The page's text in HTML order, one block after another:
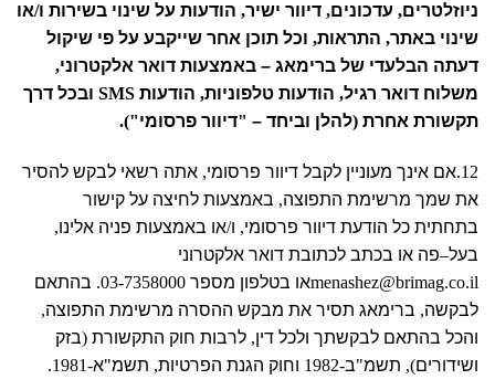
ניוזלטרים, עדכונים, דיוור ישיר, הודעות על שינוי בשירות ו/או
שינוי באתר, התראות, וכל תוכן אחר שייקבע על פי שיקול
דעתה הבלעדי של ברימאג – באמצעות דואר אלקטרוני,
משלוח דואר רגיל, הודעות טלפוניות, הודעות SMS ובכל דרך
תקשורת אחרת (להלן וביחד – "דיוור פרסומי").
12. אם אינך מעוניין לקבל דיוור פרסומי, אתה רשאי לבקש להסיר
את שמך מרשימת התפוצה, באמצעות לחיצה על קישור
בתחתית כל הודעת דיוור פרסומי, ו/או באמצעות פניה אלינו,
בעל–פה או בכתב לכתובת דואר אלקטרוני
menashez@brimag.co.ilאו בטלפון מספר 03-7358000. בהתאם
לבקשה, ברימאג תסיר את מבקש ההסרה מרשימת התפוצה,
והכל בהתאם לבקשתך ולכל דין, לרבות חוק התקשורת (בזק
ושידורים), תשמ"ב-1982 וחוק הגנת הפרטיות, תשמ"א-1981.